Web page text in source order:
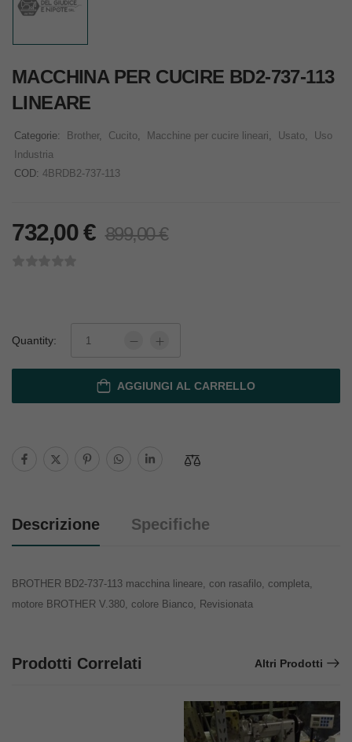
MACCHINA PER CUCIRE BD2-737-113
LINEARE
Categorie: Brother, Cucito, Macchine per cucire lineari, Usato,
Uso
Industria
COD: 4BRDB2-737-113
732,00€ 899,00€
Quantity:
AGGIUNGI AL CARRELLO
Descrizione Specifiche
BROTHER BD2-737-113 macchina lineare, con rasafilo, completa,
motore BROTHER V.380, colore Bianco, Revisionata
Prodotti Correlati Altri Prodotti